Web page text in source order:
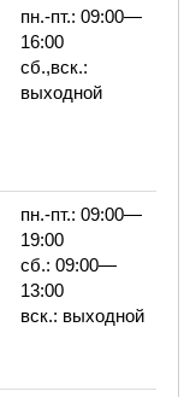
пн.-пт.: 09:00—
16:00
сб.,вск.:
выходной
пн.-пт.: 09:00—
19:00
сб.: 09:00—
13:00
вск.: выходной